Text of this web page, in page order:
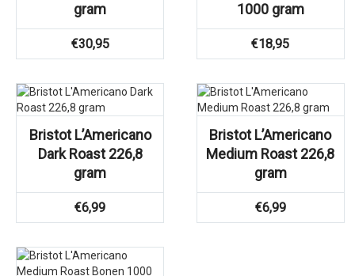
gram
€30,95
1000 gram
€18,95
Bristot L’Americano
Dark Roast 226,8
gram
€6,99
Bristot L’Americano
Medium Roast 226,8
gram
€6,99